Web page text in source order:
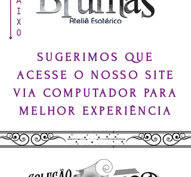
SUGERIMOS QUE
ACESSE O NOSSO SITE
VIA COMPUTADOR PARA
MELHOR EXPERIÊNCIA